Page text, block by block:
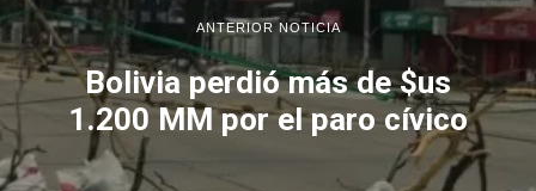
ANTERIOR NOTICIA
Bolivia perdió más de $us
1.200 MM por el paro cívico